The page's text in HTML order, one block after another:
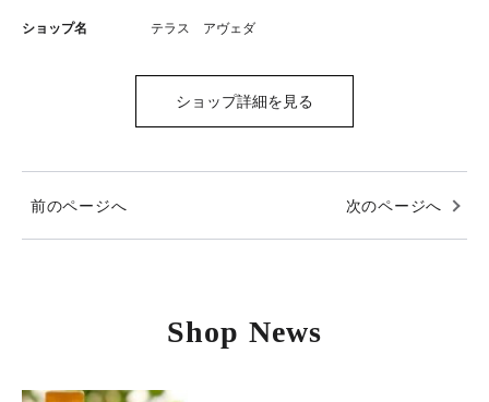
ショップ名 テラス アヴェダ
ショップ詳細を見る
前のページへ 次のページへ
Shop News